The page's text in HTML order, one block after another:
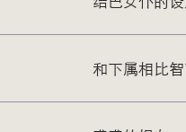
和下属相比